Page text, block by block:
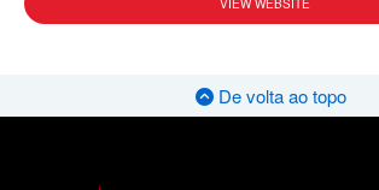
VIEW WEBSITE
De volta ao topo